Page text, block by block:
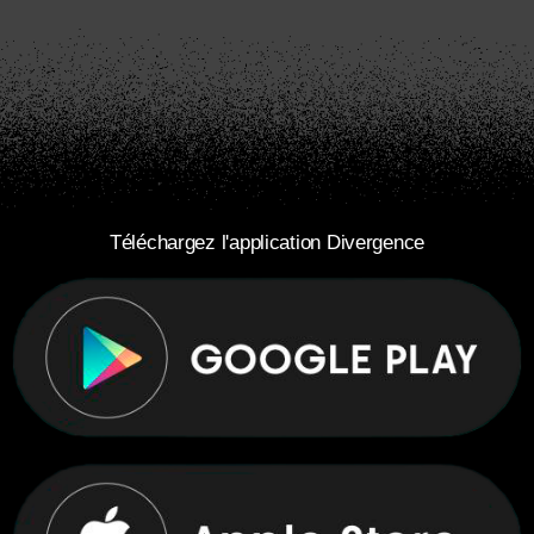
Téléchargez l'application Divergence